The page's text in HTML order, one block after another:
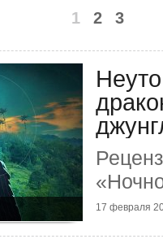
1 2 3
17 февраля